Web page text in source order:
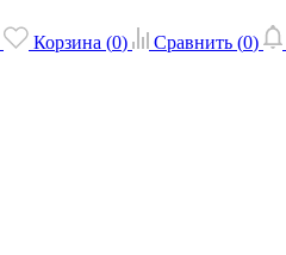
Корзина (0) Сравнить (0)